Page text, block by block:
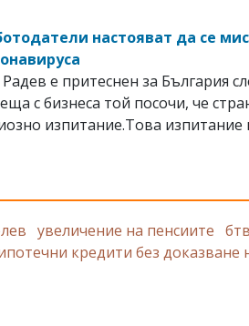
настояват да се
е притеснен за България
с бизнеса той посочи, че
изпитание.Това изпитание
увеличение на пенсиите бтв
кредити без доказване